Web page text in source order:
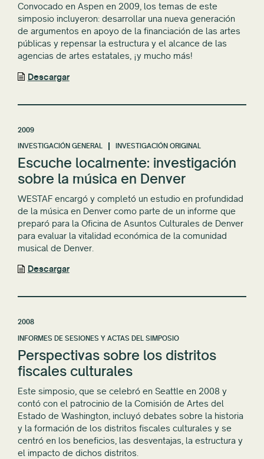
Convocado en Aspen en 2009, los temas de este
simposio incluyeron: desarrollar una nueva generación
de argumentos en apoyo de la financiación de las artes
públicas y repensar la estructura y el alcance de las
agencias de artes estatales, ¡y mucho más!
Descargar
2009
INVESTIGACIÓN GENERAL
INVESTIGACIÓN ORIGINAL
Escuche localmente: investigación
sobre la música en Denver
WESTAF encargó y completó un estudio en profundidad
de la música en Denver como parte de un informe que
preparó para la Oficina de Asuntos Culturales de Denver
para evaluar la vitalidad económica de la comunidad
musical de Denver.
Descargar
2008
INFORMES DE SESIONES Y ACTAS DEL SIMPOSIO
Perspectivas sobre los distritos
fiscales culturales
Este simposio, que se celebró en Seattle en 2008 y
contó con el patrocinio de la Comisión de Artes del
Estado de Washington, incluyó debates sobre la historia
y la formación de los distritos fiscales culturales y se
centró en los beneficios, las desventajas, la estructura y
el impacto de dichos distritos.